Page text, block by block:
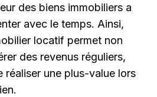
des biens immobiliers a
avec le temps. Ainsi,
locatif permet non
des revenus réguliers,
réaliser une plus-value lors